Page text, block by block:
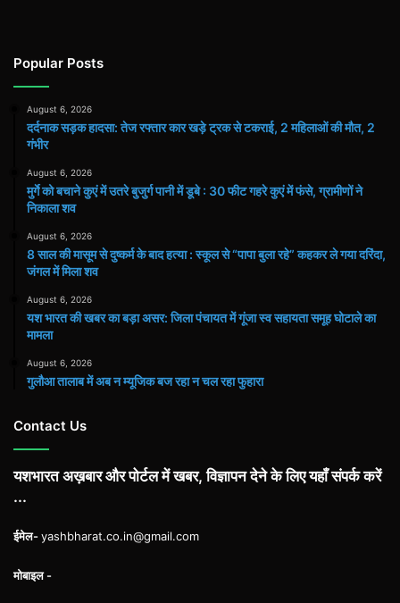
Popular Posts
August 6, 2026
दर्दनाक सड़क हादसा: तेज रफ्तार कार खड़े ट्रक से टकराई, 2 महिलाओं की मौत, 2
गंभीर
August 6, 2026
मुर्गे को बचाने कुएं में उतरे बुजुर्ग पानी में डूबे : 30 फीट गहरे कुएं में फंसे, ग्रामीणों ने
निकाला शव
August 6, 2026
8 साल की मासूम से दुष्कर्म के बाद हत्या : स्कूल से “पापा बुला रहे” कहकर ले गया दरिंदा,
जंगल में मिला शव
August 6, 2026
यश भारत की खबर का बड़ा असर: जिला पंचायत में गूंजा स्व सहायता समूह घोटाले का
मामला
August 6, 2026
गुलौआ तालाब में अब न म्यूजिक बज रहा न चल रहा फुहारा
Contact Us
यशभारत अख़बार और पोर्टल में खबर, विज्ञापन देने के लिए यहाँ संपर्क करें
...
ईमेल-yashbharat.co.in@gmail.com
मोबाइल -